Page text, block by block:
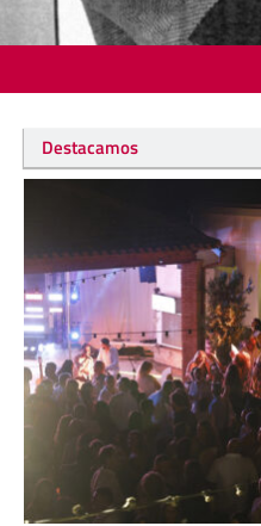
Destacamos